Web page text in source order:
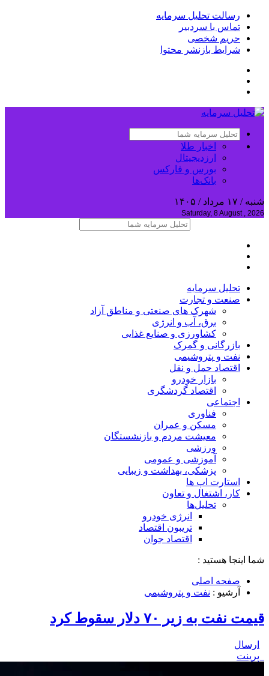
رسالت تحلیل سرمایه
تماس با سردبیر
حریم شخصی
شرایط بازنشر محتوا
اخبار طلا
ارزدیجیتال
بورس و فارکس
بانک‌ها
شنبه / ۱۷ مرداد / ۱۴۰۵
Saturday, 8 August , 2026
تحلیل‌ سرمایه
صنعت و تجارت
شهرک های صنعتی و مناطق آزاد
برق، آب و انرژی
کشاورزی و صنایع غذایی
بازرگانی و گمرک
نفت و پتروشیمی
اقتصاد حمل و نقل
بازار خودرو
اقتصاد گردشگری
اجتماعی
فناوری
مسکن و عمران
معیشت مردم و بازنشستگان
ورزشی
آموزشی و عمومی
پزشکی، بهداشت و زیبایی
استارت اپ ها
کار، اشتغال و تعاون
تحلیل‌ها
انرژی خودرو
تریبون اقتصاد
اقتصاد جوان
شما اینجا هستید :
صفحه اصلی
آرشیو : نفت و پتروشیمی
قیمت نفت به زیر ۷۰ دلار سقوط کرد
ارسال
پرینت